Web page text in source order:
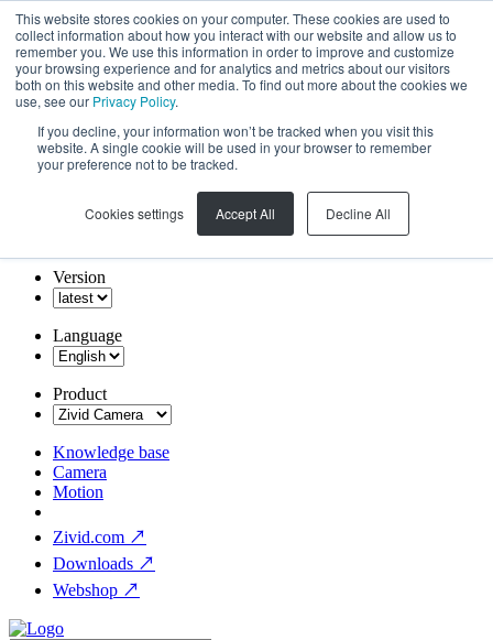
This website stores cookies on your computer. These cookies are used to
collect information about how you interact with our website and allow us to
remember you. We use this information in order to improve and customize
your browsing experience and for analytics and metrics about our visitors
both on this website and other media. To find out more about the cookies we
use, see our Privacy Policy.
If you decline, your information won’t be tracked when you visit this
website. A single cookie will be used in your browser to remember
your preference not to be tracked.
Cookies settings Accept All Decline All
Version
Language
Product
Knowledge base
Camera
Motion
Zivid.com ↗
Downloads ↗
Webshop ↗